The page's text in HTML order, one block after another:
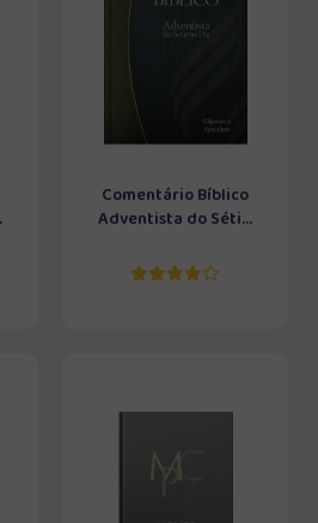
Comentário Bíblico
Adventista do Séti...